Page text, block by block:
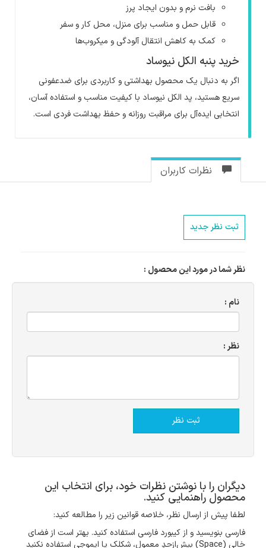
بافت نرم و بدون ایجاد پرز
قابل حمل و مناسب برای منزل، محل کار و سفر
کمک به کاهش انتقال آلودگی و میکروب‌ها
خرید پنبه الکل نیوساد
اگر به دنبال یک محصول بهداشتی و کاربردی برای ضدعفونی
سریع هستید، پد الکل نیوساد با کیفیت مناسب و استفاده آسان،
انتخابی ایده‌آل برای مراقبت روزانه و حفظ بهداشت فردی است.
نظرات کاربران
ثبت نظر جدید
نظر شما در مورد این محصول :
نام :
نظر :
دیگران را با نوشتن نظرات خود، برای انتخاب این
محصول راهنمایی کنید.
لطفا پیش از ارسال نظر، خلاصه قوانین زیر را مطالعه کنید:
فارسی بنویسید و از کیبورد فارسی استفاده کنید. بهتر است از فضای
خالی (Space) بیش‌از‌حدِ معمول، شکلک یا ایموجی استفاده نکنید